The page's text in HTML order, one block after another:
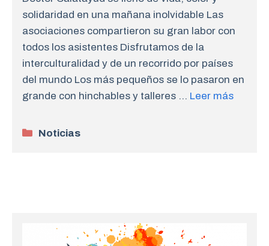
solidaridad en una mañana inolvidable Las
asociaciones compartieron su gran labor con
todos los asistentes Disfrutamos de la
interculturalidad y de un recorrido por países
del mundo Los más pequeños se lo pasaron en
grande con hinchables y talleres … Leer más
Categorías
Noticias